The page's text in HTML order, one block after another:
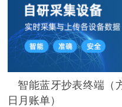
智能蓝牙抄表终端（
日月账单）